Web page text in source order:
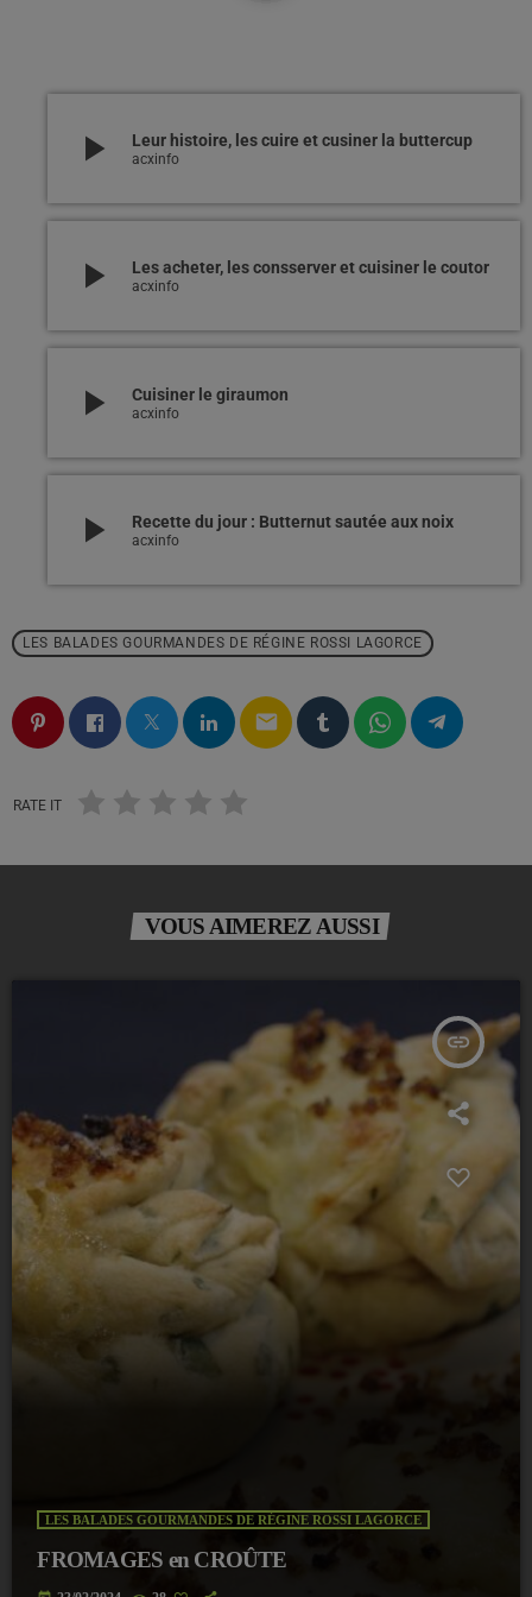
play_arrow Leur histoire, les cuire et cusiner la buttercup
acxinfo
play_arrow Les acheter, les consserver et cuisiner le coutor
acxinfo
play_arrow Cuisiner le giraumon
acxinfo
play_arrow Recette du jour : Butternut sautée aux noix
acxinfo
LES BALADES GOURMANDES DE RÉGINE ROSSI LAGORCE
email
RATE IT
VOUS AIMEREZ AUSSI
insert_link
LES BALADES GOURMANDES DE RÉGINE ROSSI LAGORCE
FROMAGES en CROÛTE